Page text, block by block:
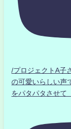
/プロジェクトA
の可愛いらしい声
をパタパタさせ